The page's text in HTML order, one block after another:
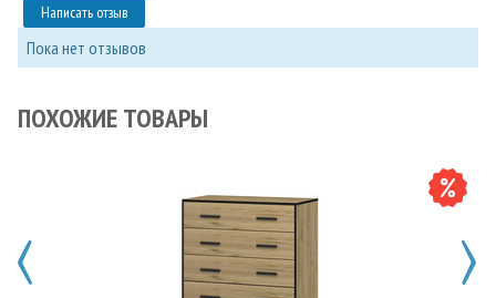
Написать отзыв
Пока нет отзывов
ПОХОЖИЕ ТОВАРЫ